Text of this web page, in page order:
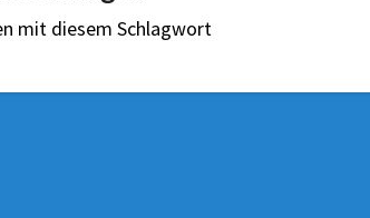
mit diesem Schlagwort